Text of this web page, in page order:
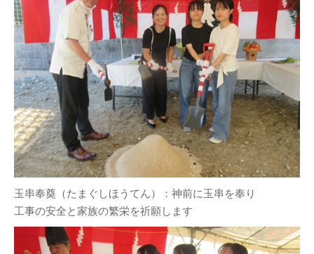
玉串奉奠（たまぐしほうてん）：神前に玉串を奉り
工事の安全と家族の繁栄を祈願します